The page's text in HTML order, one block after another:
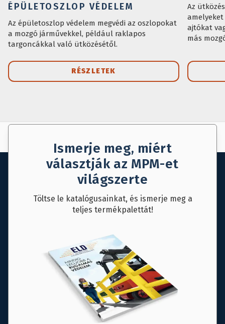
ÉPÜLETOSZLOP VÉDELEM
Az épületoszlop védelem megvédi az oszlopokat
a mozgó járművekkel, például raklapos
targoncákkal való ütközésétől.
RÉSZLETEK
Az
amelyeket
ajtókat
más
Ismerje meg, miért
választják az MPM-et
világszerte
Töltse le katalógusainkat, és ismerje meg a
teljes termékpalettát!